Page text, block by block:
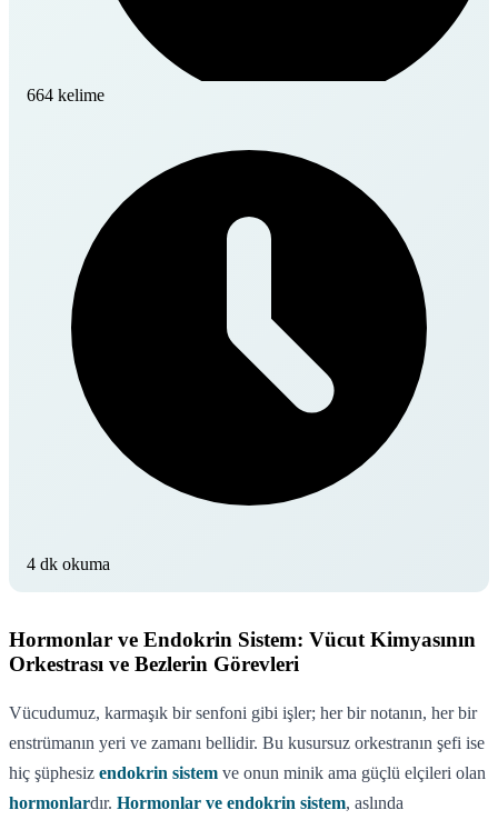
664 kelime
4 dk okuma
Hormonlar ve Endokrin Sistem: Vücut Kimyasının
Orkestrası ve Bezlerin Görevleri
Vücudumuz, karmaşık bir senfoni gibi işler; her bir notanın, her bir
enstrümanın yeri ve zamanı bellidir. Bu kusursuz orkestranın şefi ise
hiç şüphesiz endokrin sistem ve onun minik ama güçlü elçileri olan
hormonlardır. Hormonlar ve endokrin sistem, aslında